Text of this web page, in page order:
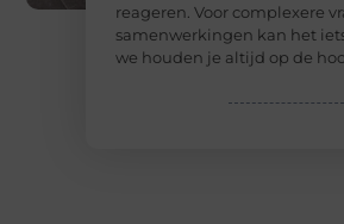
reageren. Voor complexere
samenwerkingen kan het
we houden je altijd op de